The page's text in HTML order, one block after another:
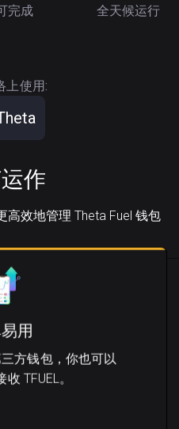
完成 全天候运行
上使用:
作
效地管理 Theta Fuel 钱包
用
方钱包，你也可以
TFUEL。